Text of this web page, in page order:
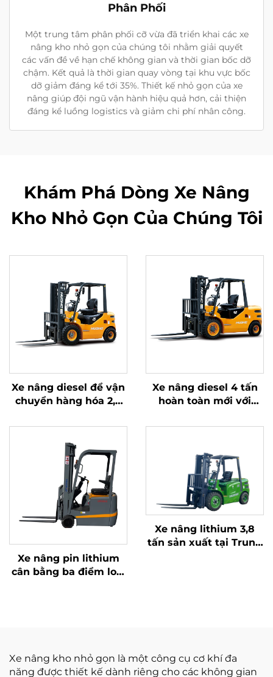
Phân Phối
Một trung tâm phân phối cỡ vừa đã triển khai các xe
nâng kho nhỏ gọn của chúng tôi nhằm giải quyết
các vấn đề về hạn chế không gian và thời gian bốc dỡ
chậm. Kết quả là thời gian quay vòng tại khu vực bốc
dỡ giảm đáng kể tới 35%. Thiết kế nhỏ gọn của xe
nâng giúp đội ngũ vận hành hiệu quả hơn, cải thiện
đáng kể luồng logistics và giảm chi phí nhân công.
Khám Phá Dòng Xe Nâng
Kho Nhỏ Gọn Của Chúng Tôi
Xe nâng diesel để vận
chuyển hàng hóa 2,5
giản và dỡ hàng lên
đến độ cao 4 m
Xe nâng diesel 4 tấn
hoàn toàn mới với
Bản chất lượng cao
Xe nâng pin lithium
cân bằng ba điểm loại
Xe nâng lithium 3,8
tấn sản xuất tại Trung
Xe nâng kho nhỏ gọn là một công cụ cơ khí đa
năng được thiết kế dành riêng cho các không gian